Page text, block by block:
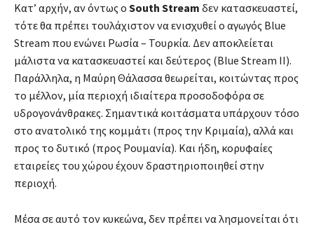
Κατ’ αρχήν, αν όντως ο South Stream δεν κατασκευαστεί,
τότε θα πρέπει τουλάχιστον να ενισχυθεί ο αγωγός Blue
Stream που ενώνει Ρωσία – Τουρκία. Δεν αποκλείεται
μάλιστα να κατασκευαστεί και δεύτερος (Blue Stream II).
Παράλληλα, η Μαύρη Θάλασσα θεωρείται, κοιτώντας προς
το μέλλον, μία περιοχή ιδιαίτερα προσοδοφόρα σε
υδρογονάνθρακες. Σημαντικά κοιτάσματα υπάρχουν τόσο
στο ανατολικό της κομμάτι (προς την Κριμαία), αλλά και
προς το δυτικό (προς Ρουμανία). Και ήδη, κορυφαίες
εταιρείες του χώρου έχουν δραστηριοποιηθεί στην
περιοχή.
Μέσα σε αυτό τον κυκεώνα, δεν πρέπει να λησμονείται ότι